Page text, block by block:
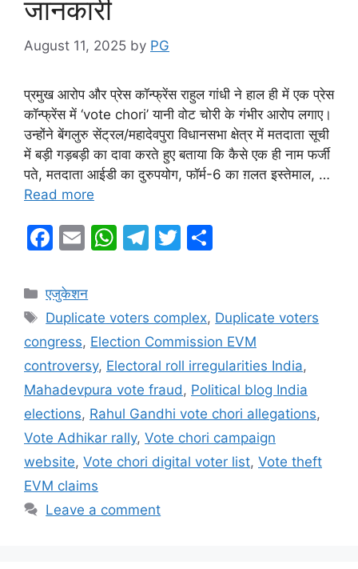
जानकारी
August 11, 2025 by PG
प्रमुख आरोप और प्रेस कॉन्फ्रेंस राहुल गांधी ने हाल ही में एक प्रेस
कॉन्फ्रेंस में ‘vote chori’ यानी वोट चोरी के गंभीर आरोप लगाए।
उन्होंने बेंगलुरु सेंट्रल/महादेवपुरा विधानसभा क्षेत्र में मतदाता सूची
में बड़ी गड़बड़ी का दावा करते हुए बताया कि कैसे एक ही नाम फर्जी
पते, मतदाता आईडी का दुरुपयोग, फॉर्म-6 का ग़लत इस्तेमाल, …
Read more
F
c
e
b
o
o
k
E
ai
l
W
s
A
p
p
T
gr
a
m
T
er e
Categories
एजुकेशन
Tags
Duplicate voters complex, Duplicate voters
congress, Election Commission EVM
controversy, Electoral roll irregularities India,
Mahadevpura vote fraud, Political blog India
elections, Rahul Gandhi vote chori allegations,
Vote Adhikar rally, Vote chori campaign
website, Vote chori digital voter list, Vote theft
EVM claims
Leave a comment